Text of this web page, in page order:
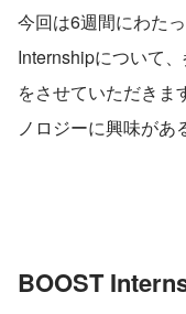
今回は6週間にわた
Internshipについて
をさせていただきま
ノロジーに興味があ
BOOST